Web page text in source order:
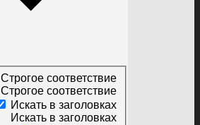
Строгое соответствие
Строгое соответствие
Искать в заголовках
Искать в заголовках